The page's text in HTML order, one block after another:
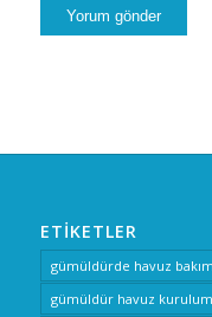
ETIKETLER
gümüldürde havuz
gümüldür havuz